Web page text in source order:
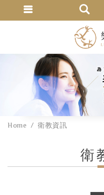
Home 衛教資訊
衛